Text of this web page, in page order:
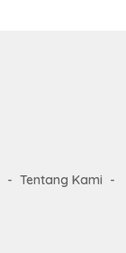
Tentang Kami